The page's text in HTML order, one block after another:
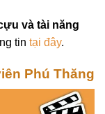
và tài năng
tin tại đây.
Phú Thăng